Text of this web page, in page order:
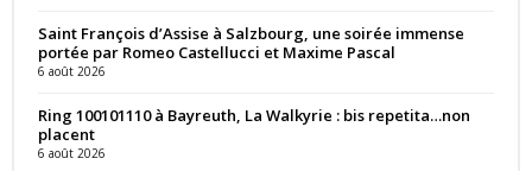
Saint François d’Assise à Salzbourg, une soirée immense
portée par Romeo Castellucci et Maxime Pascal
6 août 2026
Ring 100101110 à Bayreuth, La Walkyrie : bis repetita…non
placent
6 août 2026